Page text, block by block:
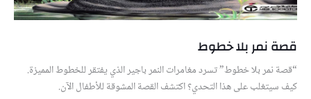
قصة نمر بلا خطوط
“قصة نمر بلا خطوط” تسرد مغامرات النمر باجير الذي يفتقر للخطوط المميزة.
كيف سيتغلب على هذا التحدي؟ اكتشف القصة المشوقة للأطفال الآن.